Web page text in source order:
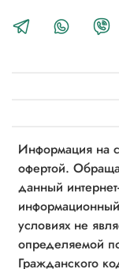
Информация на
офертой.
данный
условиях не
определяемой
Гражданского